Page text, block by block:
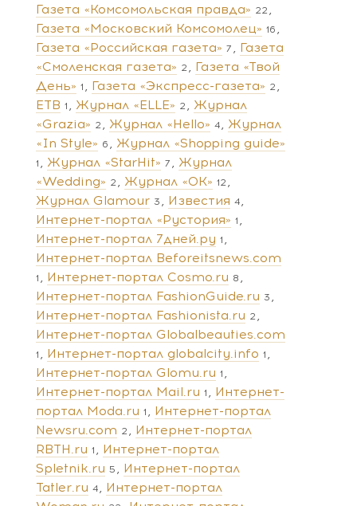
Газета «Комсомольская правда» 22
Газета «Московский Комсомолец» 16
Газета «Российская газета» 7
Газета
«Смоленская газета» 2
Газета «Твой
День» 1 Газета «Экспресс-газета» 2
ЕТВ 1 Журнал «ELLE» 2
Журнал
«Grazia» 2 Журнал «Hello» 4
Журнал
«In Style» 6 Журнал «Shopping guide»
1 Журнал «StarHit» 7
Журнал
«Wedding» 2 Журнал «ОК» 12
Журнал Glamour 3 Известия 4
Интернет-портал «Рустория» 1
Интернет-портал 7дней.ру 1
Интернет-портал Beforeitsnews.com
1 Интернет-портал Cosmo.ru 8
Интернет-портал FashionGuide.ru 3
Интернет-портал Fashionista.ru 2
Интернет-портал Globalbeauties.com
1 Интернет-портал globalcity.info 1
Интернет-портал Glomu.ru 1
Интернет-портал Mail.ru 1
Интернет-
портал Moda.ru 1
Интернет-портал
Newsru.com 2
Интернет-портал
RBTH.ru 1
Интернет-портал
Spletnik.ru 5
Интернет-портал
Tatler.ru 4
Интернет-портал